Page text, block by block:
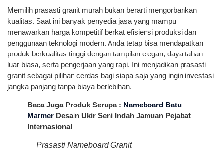
Memilih prasasti granit murah bukan berarti mengorbankan
kualitas. Saat ini banyak penyedia jasa yang mampu
menawarkan harga kompetitif berkat efisiensi produksi dan
penggunaan teknologi modern. Anda tetap bisa mendapatkan
produk berkualitas tinggi dengan tampilan elegan, daya tahan
luar biasa, serta pengerjaan yang rapi. Ini menjadikan prasasti
granit sebagai pilihan cerdas bagi siapa saja yang ingin investasi
jangka panjang tanpa biaya berlebihan.
Baca Juga Produk Serupa : Nameboard Batu
Marmer Desain Ukir Seni Indah Jamuan Pejabat
Internasional
Prasasti Nameboard Granit